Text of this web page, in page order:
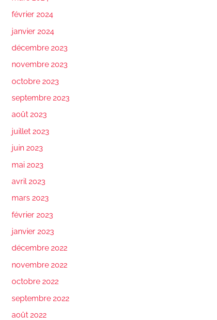
février 2024
janvier 2024
décembre 2023
novembre 2023
octobre 2023
septembre 2023
août 2023
juillet 2023
juin 2023
mai 2023
avril 2023
mars 2023
février 2023
janvier 2023
décembre 2022
novembre 2022
octobre 2022
septembre 2022
août 2022